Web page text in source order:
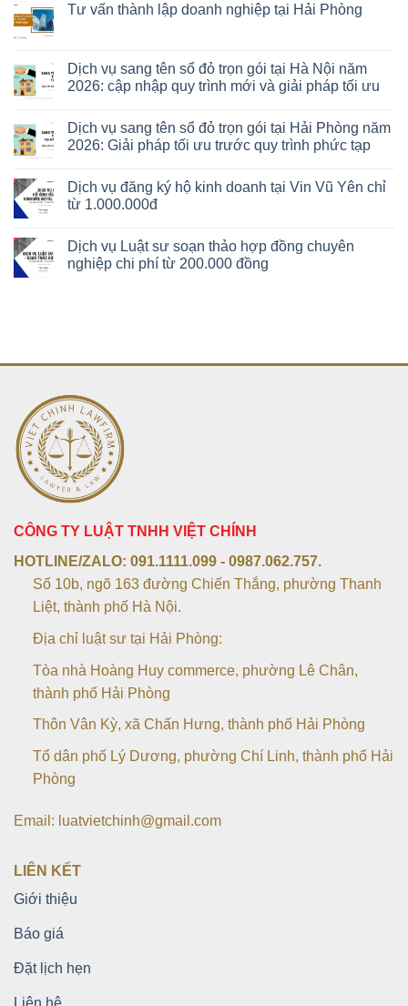
Tư vấn thành lập doanh nghiệp tại Hải Phòng
Dịch vụ sang tên sổ đỏ trọn gói tại Hà Nội năm
2026: cập nhập quy trình mới và giải pháp tối ưu
Dịch vụ sang tên sổ đỏ trọn gói tại Hải Phòng năm
2026: Giải pháp tối ưu trước quy trình phức tạp
Dịch vụ đăng ký hộ kinh doanh tại Vin Vũ Yên chỉ
từ 1.000.000đ
Dịch vụ Luật sư soạn thảo hợp đồng chuyên
nghiệp chi phí từ 200.000 đồng
CÔNG TY LUẬT TNHH VIỆT CHÍNH
HOTLINE/ZALO: 091.1111.099 - 0987.062.757.
Số 10b, ngõ 163 đường Chiến Thắng, phường Thanh
Liệt, thành phố Hà Nội.
Địa chỉ luật sư tại Hải Phòng:
Tòa nhà Hoàng Huy commerce, phường Lê Chân,
thành phố Hải Phòng
Thôn Vân Kỳ, xã Chấn Hưng, thành phố Hải Phòng
Tổ dân phố Lý Dương, phường Chí Linh, thành phố Hải
Phòng
Email: luatvietchinh@gmail.com
LIÊN KẾT
Giới thiệu
Báo giá
Đặt lịch hẹn
Liên hệ